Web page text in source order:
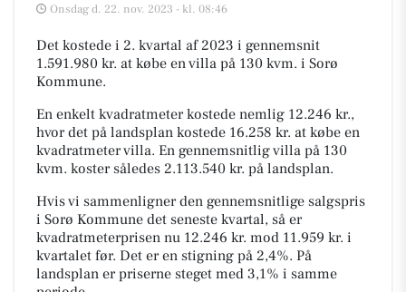
Onsdag d. 22. nov. 2023 - kl. 08:46
Det kostede i 2. kvartal af 2023 i gennemsnit
1.591.980 kr. at købe en villa på 130 kvm. i Sorø
Kommune.
En enkelt kvadratmeter kostede nemlig 12.246 kr.,
hvor det på landsplan kostede 16.258 kr. at købe en
kvadratmeter villa. En gennemsnitlig villa på 130
kvm. koster således 2.113.540 kr. på landsplan.
Hvis vi sammenligner den gennemsnitlige salgspris
i Sorø Kommune det seneste kvartal, så er
kvadratmeterprisen nu 12.246 kr. mod 11.959 kr. i
kvartalet før. Det er en stigning på 2,4%. På
landsplan er priserne steget med 3,1% i samme